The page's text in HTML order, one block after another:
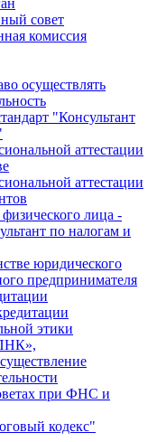
совет
комиссия
осуществлять
"Консультант
аттестации
аттестации
лица -
по налогам и
юридического
предпринимателя
этики
при ФНС и
кодекс"